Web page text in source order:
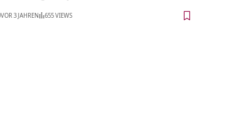
VOR 3 JAHREN 655 VIEWS